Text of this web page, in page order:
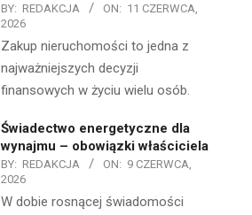
BY: REDAKCJA ON: 11 CZERWCA,
2026
Zakup nieruchomości to jedna z
najważniejszych decyzji
finansowych w życiu wielu osób.
Świadectwo energetyczne dla
wynajmu – obowiązki właściciela
BY: REDAKCJA ON: 9 CZERWCA,
2026
W dobie rosnącej świadomości